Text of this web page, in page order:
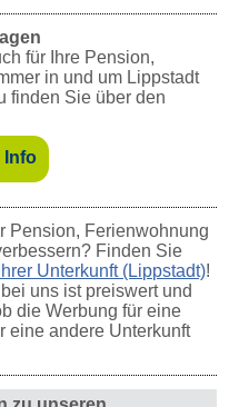
für Ihre Pension,
in und um Lippstadt
finden Sie über den
Info
Pension, Ferienwohnung
Finden Sie
Unterkunft (Lippstadt)!
bei uns ist preiswert und
die Werbung für eine
eine andere Unterkunft